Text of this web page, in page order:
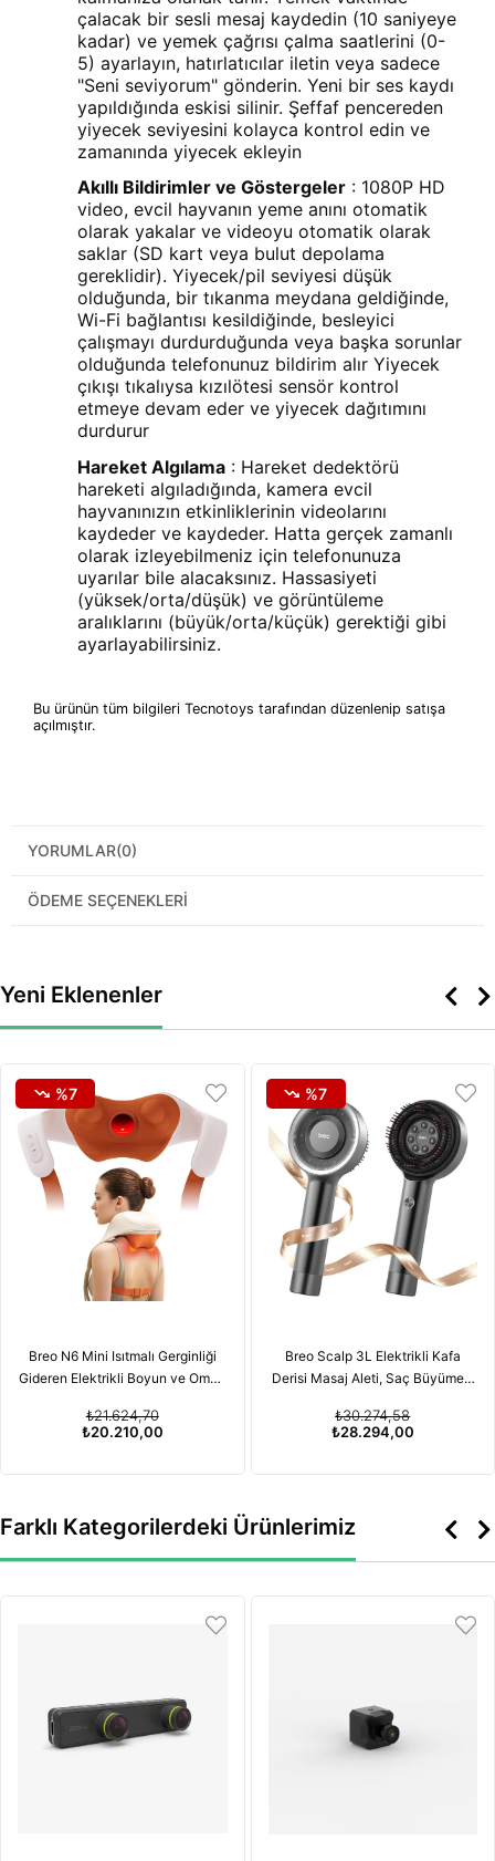
çalacak bir sesli mesaj kaydedin (10 saniyeye
kadar) ve yemek çağrısı çalma saatlerini (0-
5) ayarlayın, hatırlatıcılar iletin veya sadece
"Seni seviyorum" gönderin. Yeni bir ses kaydı
yapıldığında eskisi silinir. Şeffaf pencereden
yiyecek seviyesini kolayca kontrol edin ve
zamanında yiyecek ekleyin
Akıllı Bildirimler ve Göstergeler : 1080P HD
video, evcil hayvanın yeme anını otomatik
olarak yakalar ve videoyu otomatik olarak
saklar (SD kart veya bulut depolama
gereklidir). Yiyecek/pil seviyesi düşük
olduğunda, bir tıkanma meydana geldiğinde,
Wi-Fi bağlantısı kesildiğinde, besleyici
çalışmayı durdurduğunda veya başka sorunlar
olduğunda telefonunuz bildirim alır Yiyecek
çıkışı tıkalıysa kızılötesi sensör kontrol
etmeye devam eder ve yiyecek dağıtımını
durdurur
Hareket Algılama : Hareket dedektörü
hareketi algıladığında, kamera evcil
hayvanınızın etkinliklerinin videolarını
kaydeder ve kaydeder. Hatta gerçek zamanlı
olarak izleyebilmeniz için telefonunuza
uyarılar bile alacaksınız. Hassasiyeti
(yüksek/orta/düşük) ve görüntüleme
aralıklarını (büyük/orta/küçük) gerektiği gibi
ayarlayabilirsiniz.
Bu ürünün tüm bilgileri Tecnotoys tarafından düzenlenip satışa
açılmıştır.
YORUMLAR(0)
ÖDEME SEÇENEKLERI
Yeni Eklenenler
Breo N6 Mini Isıtmalı Gerginliği
Gideren Elektrikli Boyun ve Omuz
₺20.210,00
₺21.624,70
%7
Breo Scalp 3L Elektrikli Kafa
Derisi Masaj Aleti, Saç Büyümesi
Özelliğiyle
₺28.294,00
₺30.274,58
%7
Farklı Kategorilerdeki Ürünlerimiz